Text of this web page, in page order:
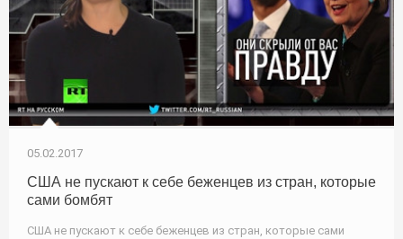
05.02.2017
США не пускают к себе беженцев из стран, которые
сами бомбят
США не пускают к себе беженцев из стран, которые сами